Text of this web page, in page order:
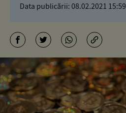
Data publicării: 08.02.2021 15:59